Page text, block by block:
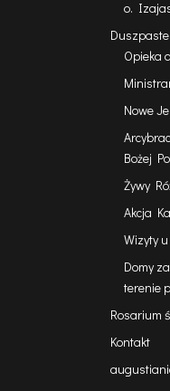
o.
Opieka
Nowe
Bożej
Żywy
Akcja
Wizyty
Domy
terenie
Rosarium
Kontakt